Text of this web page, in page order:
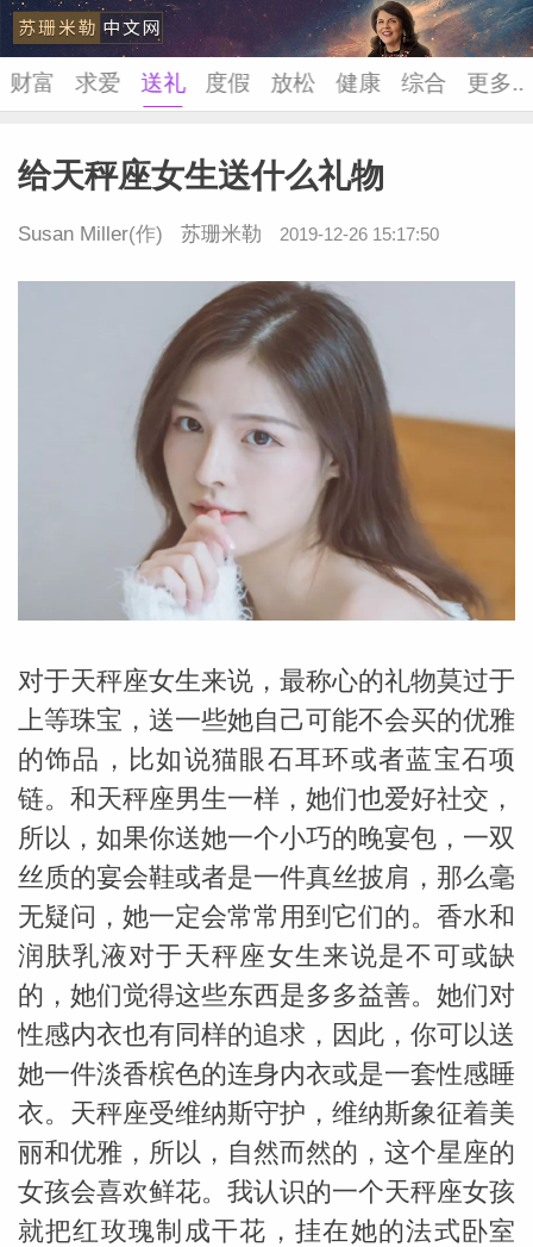
勒中文
网_苏珊
苏珊米
财富 求爱 送礼 度假 放松 健康 综合 更多..
给天秤座女生送什么礼物
Susan Miller(作) 苏珊米勒 2019-12-26 15:17:50
对于天秤座女生来说，最称心的礼物莫过于
上等珠宝，送一些她自己可能不会买的优雅
的饰品，比如说猫眼石耳环或者蓝宝石项
链。和天秤座男生一样，她们也爱好社交，
所以，如果你送她一个小巧的晚宴包，一双
丝质的宴会鞋或者是一件真丝披肩，那么毫
无疑问，她一定会常常用到它们的。香水和
润肤乳液对于天秤座女生来说是不可或缺
的，她们觉得这些东西是多多益善。她们对
性感内衣也有同样的追求，因此，你可以送
她一件淡香槟色的连身内衣或是一套性感睡
衣。天秤座受维纳斯守护，维纳斯象征着美
丽和优雅，所以，自然而然的，这个星座的
女孩会喜欢鲜花。我认识的一个天秤座女孩
就把红玫瑰制成干花，挂在她的法式卧室